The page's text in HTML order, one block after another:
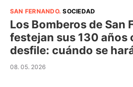
SAN FERNANDO.SOCIEDAD
Los Bomberos de San
festejan sus 130 años
desfile: cuándo se
08. 05. 2026